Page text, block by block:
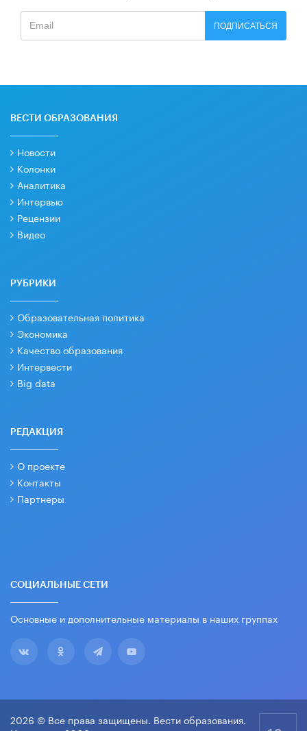
ПОДПИСАТЬСЯ
ВЕСТИ ОБРАЗОВАНИЯ
Новости
Колонки
Аналитика
Интервью
Рецензии
Видео
РУБРИКИ
Образовательная политика
Экономика
Качество образования
Интервести
Big data
РЕДАКЦИЯ
О проекте
Контакты
Партнеры
СОЦИАЛЬНЫЕ СЕТИ
Основные и дополнительные материалы в наших группах
2026 © Все права защищены. Вести образования.